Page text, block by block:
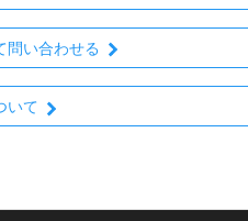
問い合わせる
いて